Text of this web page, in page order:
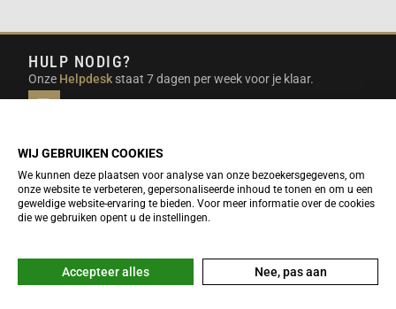
HULP NODIG?
Onze Helpdesk staat 7 dagen per week voor je klaar.
beantwoorden.
NIEUWSBRIEF
Meld je nu gratis aan voor de DTS-Nieuwsbrief en ontvang het
E-mailadres
WIJ GEBRUIKEN COOKIES
We kunnen deze plaatsen voor analyse van onze bezoekersgegevens, om
onze website te verbeteren, gepersonaliseerde inhoud te tonen en om u een
geweldige website-ervaring te bieden. Voor meer informatie over de cookies
die we gebruiken opent u de instellingen.
Accepteer alles Nee, pas aan